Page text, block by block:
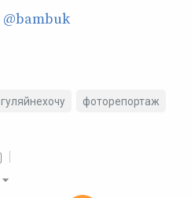
@bambuk
гуляйнехочу
фоторепортаж